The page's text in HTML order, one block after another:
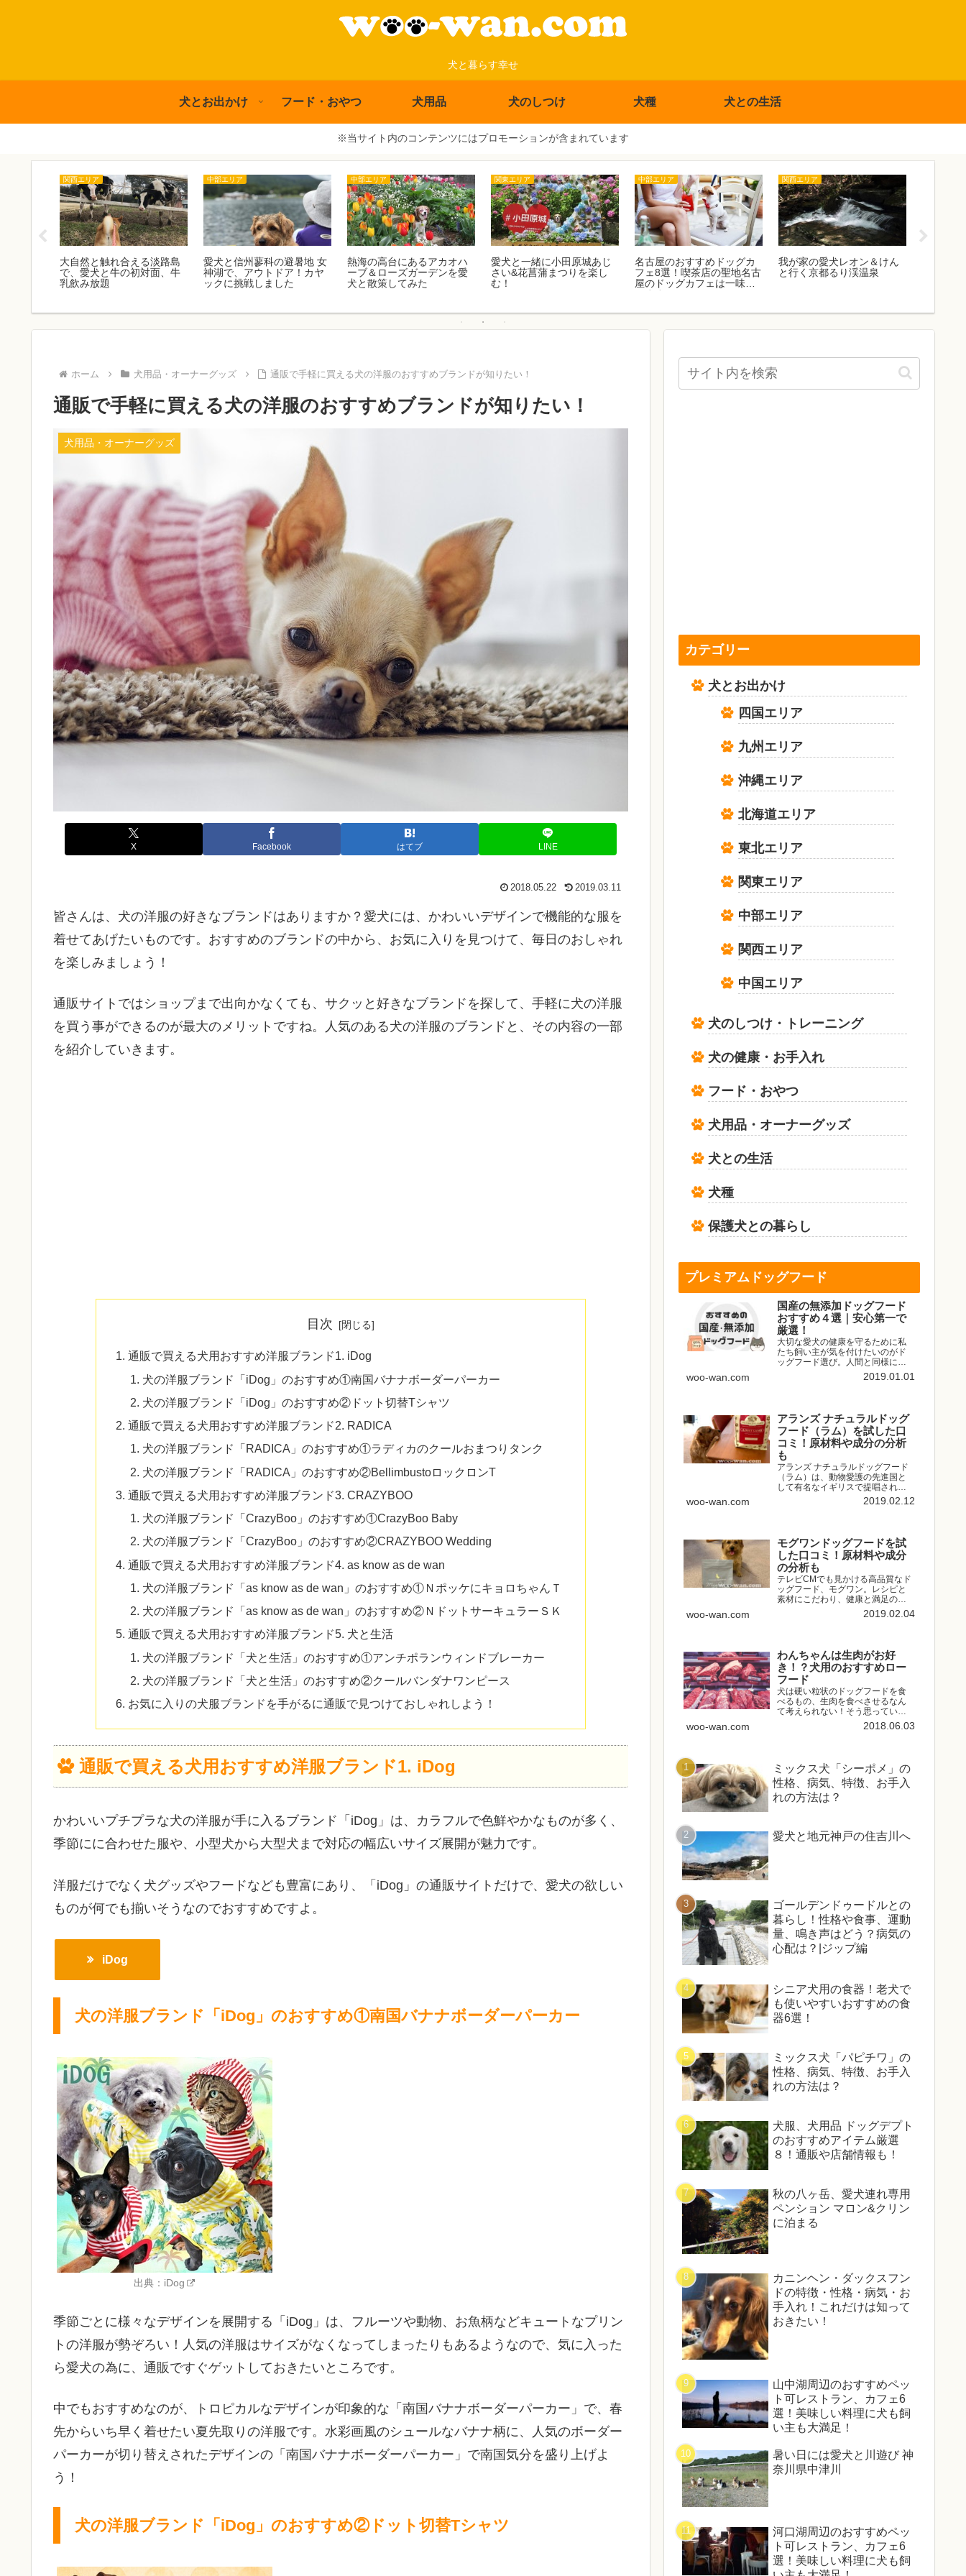
犬と暮らす幸せ
犬とお出かけ フード・おやつ 犬用品 犬のしつけ 犬種 犬との生活
※当サイト内のコンテンツにはプロモーションが含まれています
関西エリア
大自然と触れ合える淡路島
で、愛犬と牛の初対面、牛
乳飲み放題
中部エリア
愛犬と信州蓼科の避暑地 女
神湖で、アウトドア！カヤ
ックに挑戦しました
中部エリア
熱海の高台にあるアカオハ
ーブ＆ローズガーデンを愛
犬と散策してみた
関東エリア
愛犬と一緒に小田原城あじ
さい&花菖蒲まつりを楽し
む！
中部エリア
名古屋のおすすめドッグカ
フェ8選！喫茶店の聖地名古
屋のドッグカフェは一味違
います！
関西エリア
我が家の愛犬レオン＆けん
と行く京都るり渓温泉
ホーム 犬用品・オーナーグッズ 通販で手軽に買える犬の洋服のおすすめブランドが知りたい！
通販で手軽に買える犬の洋服のおすすめブランドが知りたい！
犬用品・オーナーグッズ
X Facebook はてブ LINE
2018.05.22 2019.03.11
皆さんは、犬の洋服の好きなブランドはありますか？愛犬には、かわいいデザインで機能的な服を
着せてあげたいものです。おすすめのブランドの中から、お気に入りを見つけて、毎日のおしゃれ
を楽しみましょう！
通販サイトではショップまで出向かなくても、サクッと好きなブランドを探して、手軽に犬の洋服
を買う事ができるのが最大のメリットですね。人気のある犬の洋服のブランドと、その内容の一部
を紹介していきます。
目次
通販で買える犬用おすすめ洋服ブランド1. iDog
犬の洋服ブランド「iDog」のおすすめ①南国バナナボーダーパーカー
犬の洋服ブランド「iDog」のおすすめ②ドット切替Tシャツ
通販で買える犬用おすすめ洋服ブランド2. RADICA
犬の洋服ブランド「RADICA」のおすすめ①ラディカのクールおまつりタンク
犬の洋服ブランド「RADICA」のおすすめ②BellimbustoロックロンT
通販で買える犬用おすすめ洋服ブランド3. CRAZYBOO
犬の洋服ブランド「CrazyBoo」のおすすめ①CrazyBoo Baby
犬の洋服ブランド「CrazyBoo」のおすすめ②CRAZYBOO Wedding
通販で買える犬用おすすめ洋服ブランド4. as know as de wan
犬の洋服ブランド「as know as de wan」のおすすめ①ＮポッケにキョロちゃんＴ
犬の洋服ブランド「as know as de wan」のおすすめ②ＮドットサーキュラーＳＫ
通販で買える犬用おすすめ洋服ブランド5. 犬と生活
犬の洋服ブランド「犬と生活」のおすすめ①アンチポランウィンドブレーカー
犬の洋服ブランド「犬と生活」のおすすめ②クールバンダナワンピース
お気に入りの犬服ブランドを手がるに通販で見つけておしゃれしよう！
通販で買える犬用おすすめ洋服ブランド1. iDog
かわいいプチプラな犬の洋服が手に入るブランド「iDog」は、カラフルで色鮮やかなものが多く、
季節にに合わせた服や、小型犬から大型犬まで対応の幅広いサイズ展開が魅力です。
洋服だけでなく犬グッズやフードなども豊富にあり、「iDog」の通販サイトだけで、愛犬の欲しい
ものが何でも揃いそうなのでおすすめですよ。
iDog
犬の洋服ブランド「iDog」のおすすめ①南国バナナボーダーパーカー
出典： iDog
季節ごとに様々なデザインを展開する「iDog」は、フルーツや動物、お魚柄などキュートなプリン
トの洋服が勢ぞろい！人気の洋服はサイズがなくなってしまったりもあるようなので、気に入った
ら愛犬の為に、通販ですぐゲットしておきたいところです。
中でもおすすめなのが、トロピカルなデザインが印象的な「南国バナナボーダーパーカー」で、春
先からいち早く着せたい夏先取りの洋服です。水彩画風のシュールなバナナ柄に、人気のボーダー
パーカーが切り替えされたデザインの「南国バナナボーダーパーカー」で南国気分を盛り上げよ
う！
犬の洋服ブランド「iDog」のおすすめ②ドット切替Tシャツ
カテゴリー
犬とお出かけ
四国エリア
九州エリア
沖縄エリア
北海道エリア
東北エリア
関東エリア
中部エリア
関西エリア
中国エリア
犬のしつけ・トレーニング
犬の健康・お手入れ
フード・おやつ
犬用品・オーナーグッズ
犬との生活
犬種
保護犬との暮らし
プレミアムドッグフード
国産の無添加ドッグフード
おすすめ４選｜安心第一で
厳選！
大切な愛犬の健康を守るために私
たち飼い主が気を付けたいのがド
ッグフード選び。人間と同様に愛
犬の体は食べたものからできてい
ます。品質の良くないドッグフー
愛犬のために安全な国産の無添加...
woo-wan.com 2019.01.01
アランズ ナチュラルドッグ
フード（ラム）を試した口
コミ！原材料や成分の分析
も
アランズ ナチュラルドッグフード
（ラム）は、動物愛護の先進国と
して有名なイギリスで提唱されて
いるナチュラルフィーディング
（自然給餌）という考え方に基づ
餌）とは簡単にいうと、すべての
犬...
woo-wan.com 2019.02.12
モグワンドッグフードを試
した口コミ！原材料や成分
の分析も
テレビCMでも見かける高品質なド
ッグフード、モグワン。レシピと
素材にこだわり、健康と満足の食
いつきを目指して作られたという
注目のドッグフードです。今回は
めてどんなドッグフードなのか...
woo-wan.com 2019.02.04
わんちゃんは生肉がお好
き！？犬用のおすすめロー
フード
犬は硬い粒状のドッグフードを食
べるもの、生肉を食べさせるなん
て考えられない！そう思っている
方は多いです。しかし、そもそも
犬は肉食、かつ雑食性の動物で、
ッグフードは、穀物や肉、野菜、...
woo-wan.com 2018.06.03
ミックス犬「シーポメ」の
性格、病気、特徴、お手入
れの方法は？
愛犬と地元神戸の住吉川へ
ゴールデンドゥードルとの
暮らし！性格や食事、運動
量、鳴き声はどう？病気の
心配は？|ジップ編
シニア犬用の食器！老犬で
も使いやすいおすすめの食
器6選！
ミックス犬「パピチワ」の
性格、病気、特徴、お手入
れの方法は？
犬服、犬用品 ドッグデプト
のおすすめアイテム厳選
８！通販や店舗情報も！
秋の八ヶ岳、愛犬連れ専用
ペンション マロン&クリン
に泊まる
カニンヘン・ダックスフン
ドの特徴・性格・病気・お
手入れ！これだけは知って
おきたい！
山中湖周辺のおすすめペッ
ト可レストラン、カフェ6
選！美味しい料理に犬も飼
い主も大満足！
暑い日には愛犬と川遊び 神
奈川県中津川
河口湖周辺のおすすめペッ
ト可レストラン、カフェ6
選！美味しい料理に犬も飼